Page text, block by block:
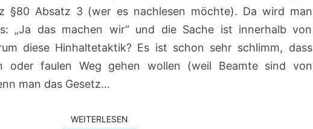
§80 Absatz 3 (wer es nachlesen möchte). Da wird man
„Ja das machen wir“ und die Sache ist innerhalb von
diese Hinhaltetaktik? Es ist schon sehr schlimm, dass
oder faulen Weg gehen wollen (weil Beamte sind von
man das Gesetz…
WEITERLESEN